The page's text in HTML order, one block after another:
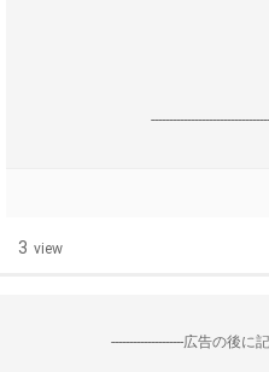
3 view
--------------------広告の後に